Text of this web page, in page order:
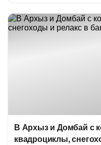
В Архыз и Домбай с
квадроциклы,